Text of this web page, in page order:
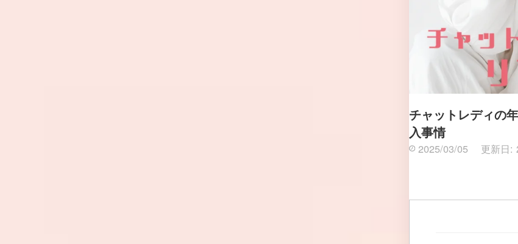
チャットレディの
入事情
2025/03/05 更新日: